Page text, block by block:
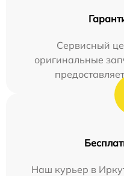
Сервисный
оригинальные
Наш курьер в